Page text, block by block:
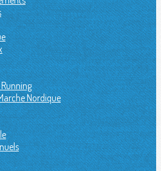
Nordique